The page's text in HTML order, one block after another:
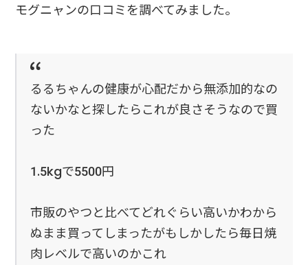
モグニャンの口コミを調べてみました。
るるちゃんの健康が心配だから無添加的なの
ないかなと探したらこれが良さそうなので買
った
1.5kgで5500円
市販のやつと比べてどれぐらい高いかわから
ぬまま買ってしまったがもしかしたら毎日焼
肉レベルで高いのかこれ